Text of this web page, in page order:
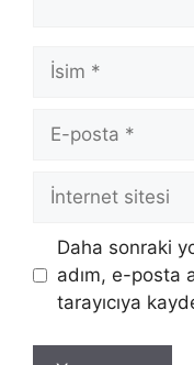
İsim
posta
İnternet
Daha sonraki
adım, e-posta
tarayıcıya